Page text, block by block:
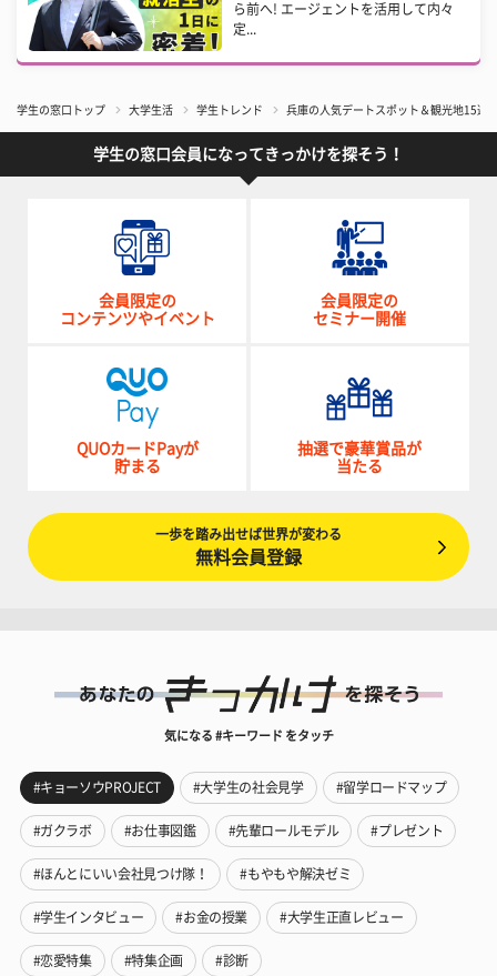
ら前へ! エージェントを活用して内々
定...
学生の窓口トップ 大学生活 学生トレンド 兵庫の人気デートスポット＆観光地15
学生の窓口会員になってきっかけを探そう！
会員限定の
コンテンツやイベント
会員限定の
セミナー開催
QUOカードPayが
貯まる
抽選で豪華賞品が
当たる
一歩を踏み出せば世界が変わる
無料会員登録
気になる #キーワード をタッチ
#キョーソウPROJECT #大学生の社会見学 #留学ロードマップ
#ガクラボ #お仕事図鑑 #先輩ロールモデル #プレゼント
#ほんとにいい会社見つけ隊！ #もやもや解決ゼミ
#学生インタビュー #お金の授業 #大学生正直レビュー
#恋愛特集 #特集企画 #診断